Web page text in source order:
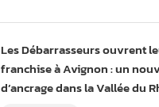
Les Débarrasseurs ouvrent
franchise à Avignon : un
d’ancrage dans la Vallée du